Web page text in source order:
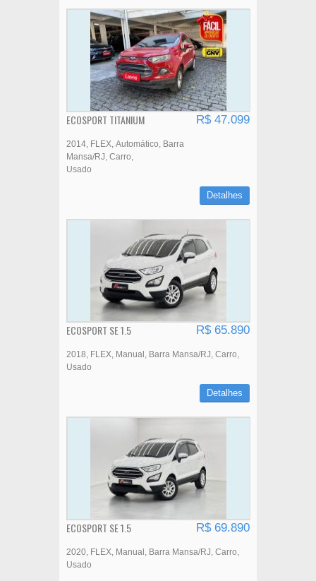
ECOSPORT TITANIUM R$ 47.099
2014 FLEX Automático
Barra
Mansa/RJ Carro
Usado
Detalhes
ECOSPORT SE 1.5 R$ 65.890
2018 FLEX Manual Barra Mansa/RJ Carro
Usado
Detalhes
ECOSPORT SE 1.5 R$ 69.890
2020 FLEX Manual Barra Mansa/RJ Carro
Usado